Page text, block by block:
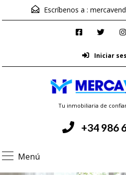
Escríbenos a :
Iniciar
Tu inmobiliaria de
+34 986
Menú